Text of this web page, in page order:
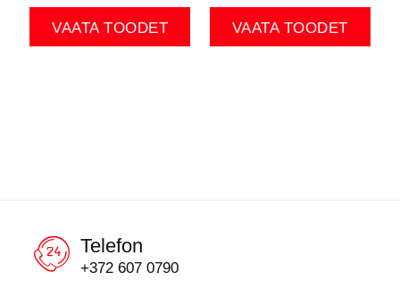
VAATA TOODET VAATA TOODET
Telefon
+372 607 0790